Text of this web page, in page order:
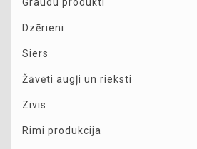
Dzērieni
Siers
Žāvēti augļi un rieksti
Zivis
Rimi produkcija